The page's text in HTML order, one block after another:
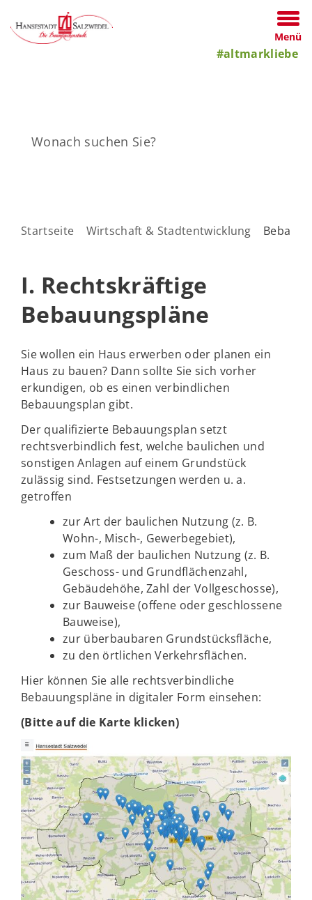
Menü
#altmarkliebe
Startseite Wirtschaft & Stadtentwicklung
I. Rechtskräftige
Bebauungspläne
Sie wollen ein Haus erwerben oder planen ein
Haus zu bauen? Dann sollte Sie sich vorher
erkundigen, ob es einen verbindlichen
Bebauungsplan gibt.
Der qualifizierte Bebauungsplan setzt
rechtsverbindlich fest, welche baulichen und
sonstigen Anlagen auf einem Grundstück
zulässig sind. Festsetzungen werden u. a.
getroffen
zur Art der baulichen Nutzung (z. B.
Wohn-, Misch-, Gewerbegebiet),
zum Maß der baulichen Nutzung (z. B.
Geschoss- und Grundflächenzahl,
Gebäudehöhe, Zahl der Vollgeschosse),
zur Bauweise (offene oder geschlossene
Bauweise),
zur überbaubaren Grundstücksfläche,
zu den örtlichen Verkehrsflächen.
Hier können Sie alle rechtsverbindliche
Bebauungspläne in digitaler Form einsehen:
(Bitte auf die Karte klicken)